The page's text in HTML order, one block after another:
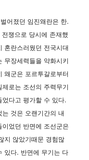
어졌던 임진왜란은 한.
쟁으로 당시에 존재했
혼란스러웠던 전국시대
무장세력들을 약화시키
왜군은 포르투갈로부터
로는 조선의 주력무기
다고 평가할 수 있다.
것은 오랜기간의 내
었던 반면에 조선군은
지 않았기때문 경험많
있다. 반면에 무기는 다